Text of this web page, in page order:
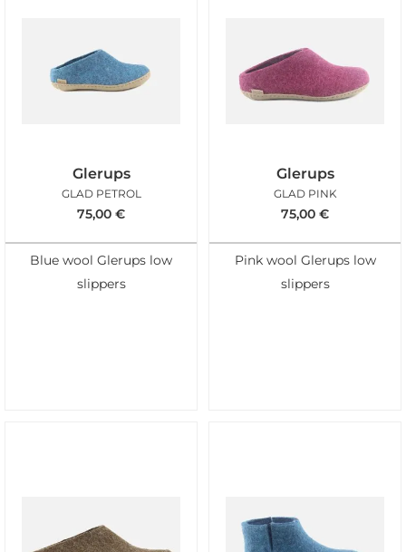
Glerups
GLAD PETROL
75,00 €
Blue wool Glerups low
slippers
Glerups
GLAD PINK
75,00 €
Pink wool Glerups low
slippers